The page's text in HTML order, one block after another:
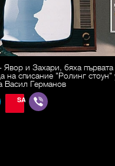
Явор и Захари, бяха
на списание "Ролинг стоун"
Васил Германов
SAVE